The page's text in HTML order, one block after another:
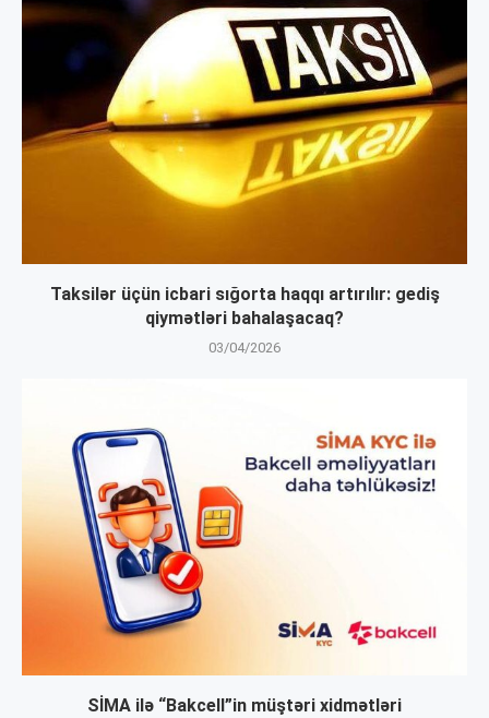
Taksilər üçün icbari sığorta haqqı artırılır: gediş
qiymətləri bahalaşacaq?
03/04/2026
SİMA ilə “Bakcell”in müştəri xidmətləri